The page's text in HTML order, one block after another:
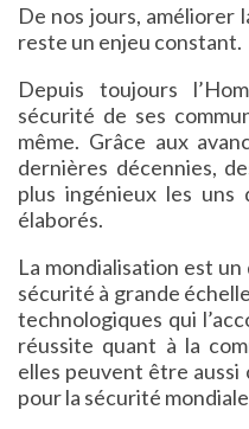
De nos jours, améliorer
reste un enjeu constant.
Depuis toujours
sécurité de ses
même. Grâce aux
dernières décennies,
plus ingénieux les
élaborés.
La mondialisation est
sécurité à grande
technologiques qui
réussite quant à la
elles peuvent être aussi
pour la sécurité